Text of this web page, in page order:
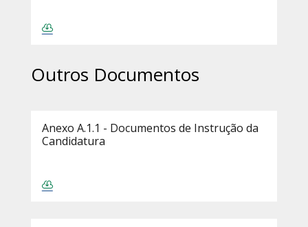
Outros Documentos
Anexo A.1.1 - Documentos de Instrução da
Candidatura